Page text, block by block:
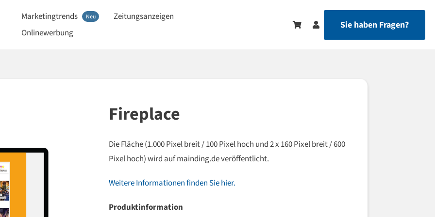
Marketingtrends Neu
Zeitungsanzeigen
Onlinewerbung
Sie haben Fragen?
Fireplace
Die Fläche (1.000 Pixel breit / 100 Pixel hoch und 2 x 160 Pixel breit / 600
Pixel hoch) wird auf mainding.de veröffentlicht.
Weitere Informationen finden Sie hier.
Produktinformation